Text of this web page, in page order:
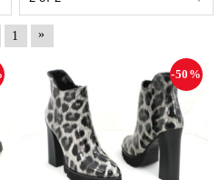
1 »
-50%